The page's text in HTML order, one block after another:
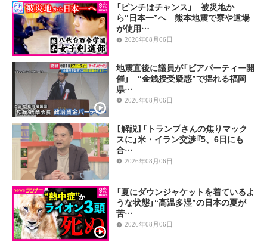
「ピンチはチャンス」 被災地か
ら“日本一”へ 熊本地震で寮や道場
が使用…
2026年08月06日
地震直後に議員が「ビアパーティー開
催」 “金銭授受疑惑”で揺れる福岡
県…
2026年08月06日
【解説】「トランプさんの焦りマック
スに」米・イラン交渉『5、6日にも
合…
2026年08月06日
「夏にダウンジャケットを着ているよ
うな状態」“高温多湿”の日本の夏が
苦…
2026年08月06日